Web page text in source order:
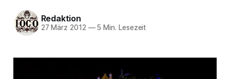
Redaktion
27 März 2012 —5 Min. Lesezeit